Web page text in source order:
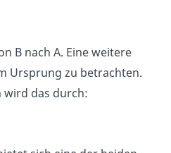
B nach A. Eine weitere
Ursprung zu betrachten.
wird das durch: